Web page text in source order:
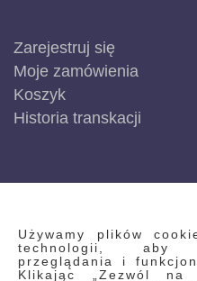
Używamy plików
technologii, aby
przeglądania i
Klikając „Zezwól na
Zarejestruj się
Moje zamówienia
Koszyk
Historia transkacji
INFORMACJE